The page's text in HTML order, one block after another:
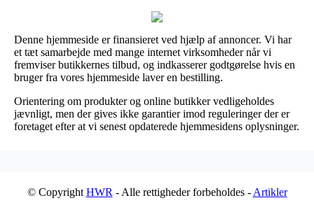
Denne hjemmeside er finansieret ved hjælp af annoncer. Vi har
et tæt samarbejde med mange internet virksomheder når vi
fremviser butikkernes tilbud, og indkasserer godtgørelse hvis en
bruger fra vores hjemmeside laver en bestilling.
Orientering om produkter og online butikker vedligeholdes
jævnligt, men der gives ikke garantier imod reguleringer der er
foretaget efter at vi senest opdaterede hjemmesidens oplysninger.
© Copyright HWR - Alle rettigheder forbeholdes - Artikler